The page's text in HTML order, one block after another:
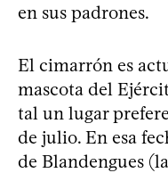
en sus padrones.
El cimarrón es
mascota del
tal un lugar
de julio. En esa
de Blandengues